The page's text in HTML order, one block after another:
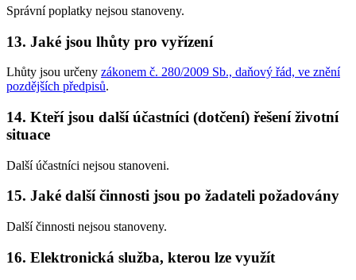
Správní poplatky nejsou stanoveny.
13. Jaké jsou lhůty pro vyřízení
Lhůty jsou určeny zákonem č. 280/2009 Sb., daňový řád, ve znění
pozdějších předpisů.
14. Kteří jsou další účastníci (dotčení) řešení životní
situace
Další účastníci nejsou stanoveni.
15. Jaké další činnosti jsou po žadateli požadovány
Další činnosti nejsou stanoveny.
16. Elektronická služba, kterou lze využít